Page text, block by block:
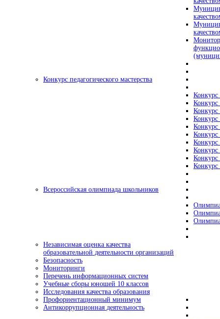
Конкурс педагогического мастерства
Конкурс
Конкурс
Конкурс
Конкурс
Конкурс
Конкурс
Конкурс
Конкурс
Конкурс
Конкурс
Всероссийская олимпиада школьников
Независимая оценка качества
образовательной деятельности организаций
Безопасность
Мониторинги
Перечень информационных систем
Учебные сборы юношей 10 классов
Исследования качества образования
Профориентационный минимум
Антикоррупционная деятельность